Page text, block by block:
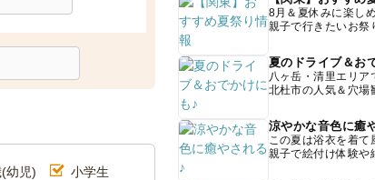
幼児)
小学生
8月＆夏休みに楽し
親子で行きたいお祭
夏のドライブ＆お
八ヶ岳・清里エリア
北杜市の人気＆穴場
涼やかな音色に癒
この夏は浴衣を着て
親子で絵付け体験や